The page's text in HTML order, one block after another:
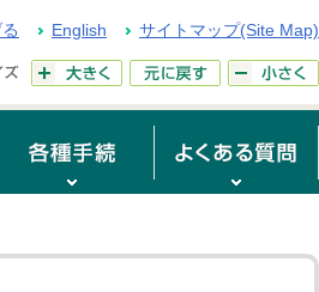
English サイトマップ(Site Map)